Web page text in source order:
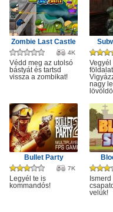
Zombie Last Castle
4K
Védd meg az utolsó
bástyát és tartsd
vissza a zombikat!
Vegyél
nagy
Bullet Party
7K
Legyél te is
kommandós!
velük!